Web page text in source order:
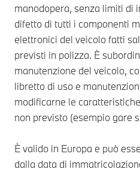
manodopera, senza limiti di
difetto di tutti i componenti
elettronici del veicolo fatti
previsti in polizza. È
manutenzione del veicolo,
libretto di uso e
modificarne le
non previsto (esempio gare
È valido in Europa e può
dalla data di